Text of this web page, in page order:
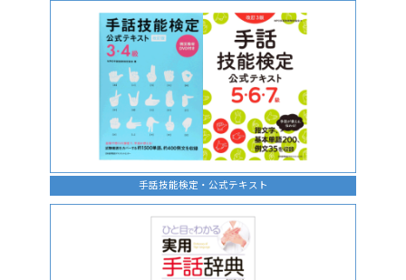
手話技能検定・公式テキスト